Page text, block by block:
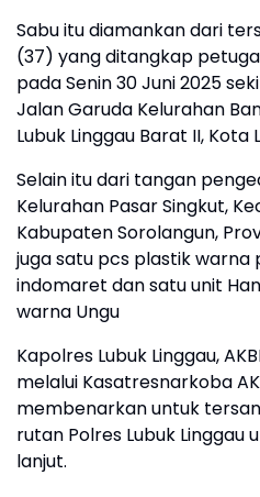
Sabu itu diamankan dari
(37) yang ditangkap
pada Senin 30 Juni 2025
Jalan Garuda Kelurahan
Lubuk Linggau Barat II, Kota
Selain itu dari tangan
Kelurahan Pasar Singkut,
Kabupaten Sorolangun,
juga satu pcs plastik warna
indomaret dan satu unit
warna Ungu
Kapolres Lubuk Linggau,
melalui Kasatresnarkoba
membenarkan untuk
rutan Polres Lubuk Linggau
lanjut.